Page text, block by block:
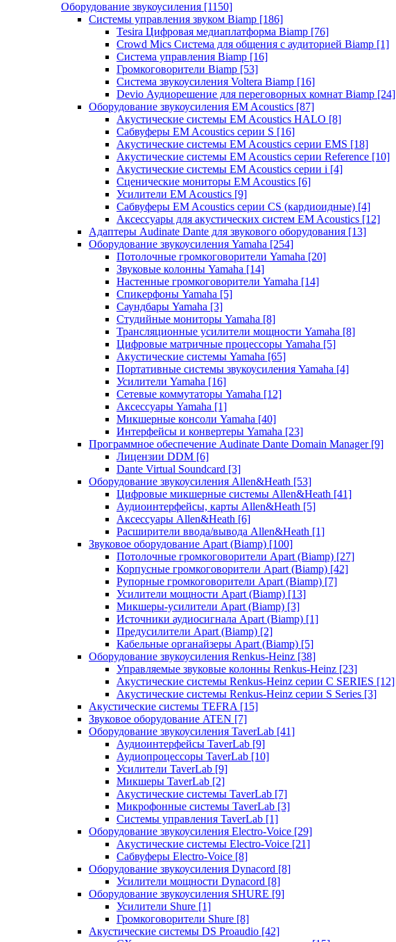
Оборудование звукоусиления [1150]
Системы управления звуком Biamp [186]
Tesira Цифровая медиаплатформа Biamp [76]
Crowd Mics Система для общения с аудиторией Biamp [1]
Система управления Biamp [16]
Громкоговорители Biamp [53]
Система звукоусиления Voltera Biamp [16]
Devio Аудиорешение для переговорных комнат Biamp [24]
Оборудование звукоусиления EM Acoustics [87]
Акустические системы EM Acoustics HALO [8]
Сабвуферы EM Acoustics серии S [16]
Акустические системы EM Acoustics серии EMS [18]
Акустические системы EM Acoustics серии Reference [10]
Акустические системы EM Acoustics серии i [4]
Сценические мониторы EM Acoustics [6]
Усилители EM Acoustics [9]
Сабвуферы EM Acoustics серии CS (кардиоидные) [4]
Аксессуары для акустических систем EM Acoustics [12]
Адаптеры Audinate Dante для звукового оборудования [13]
Оборудование звукоусиления Yamaha [254]
Потолочные громкоговорители Yamaha [20]
Звуковые колонны Yamaha [14]
Настенные громкоговорители Yamaha [14]
Спикерфоны Yamaha [5]
Саундбары Yamaha [3]
Студийные мониторы Yamaha [8]
Трансляционные усилители мощности Yamaha [8]
Цифровые матричные процессоры Yamaha [5]
Акустические системы Yamaha [65]
Портативные системы звукоусиления Yamaha [4]
Усилители Yamaha [16]
Сетевые коммутаторы Yamaha [12]
Аксессуары Yamaha [1]
Микшерные консоли Yamaha [40]
Интерфейсы и конвертеры Yamaha [23]
Программное обеспечение Audinate Dante Domain Manager [9]
Лицензии DDM [6]
Dante Virtual Soundcard [3]
Оборудование звукоусиления Allen&Heath [53]
Цифровые микшерные системы Allen&Heath [41]
Аудиоинтерфейсы, карты Allen&Heath [5]
Аксессуары Allen&Heath [6]
Расширители ввода/вывода Allen&Heath [1]
Звуковое оборудование Apart (Biamp) [100]
Потолочные громкоговорители Apart (Biamp) [27]
Корпусные громкоговорители Apart (Biamp) [42]
Рупорные громкоговорители Apart (Biamp) [7]
Усилители мощности Apart (Biamp) [13]
Микшеры-усилители Apart (Biamp) [3]
Источники аудиосигнала Apart (Biamp) [1]
Предусилители Apart (Biamp) [2]
Кабельные органайзеры Apart (Biamp) [5]
Оборудование звукоусиления Renkus-Heinz [38]
Управляемые звуковые колонны Renkus-Heinz [23]
Акустические системы Renkus-Heinz серии C SERIES [12]
Акустические системы Renkus-Heinz серии S Series [3]
Акустические системы TEFRA [15]
Звуковое оборудование ATEN [7]
Оборудование звукоусиления TaverLab [41]
Аудиоинтерфейсы TaverLab [9]
Аудиопроцессоры TaverLab [10]
Усилители TaverLab [9]
Микшеры TaverLab [2]
Акустические системы TaverLab [7]
Микрофонные системы TaverLab [3]
Системы управления TaverLab [1]
Оборудование звукоусиления Electro-Voice [29]
Акустические системы Electro-Voice [21]
Сабвуферы Electro-Voice [8]
Оборудование звукоусиления Dynacord [8]
Усилители мощности Dynacord [8]
Оборудование звукоусиления SHURE [9]
Усилители Shure [1]
Громкоговорители Shure [8]
Акустические системы DS Proaudio [42]